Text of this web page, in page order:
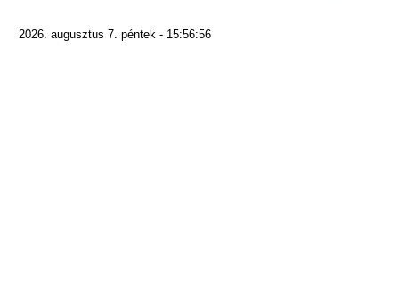
2026. augusztus 7. péntek - 15:56:56